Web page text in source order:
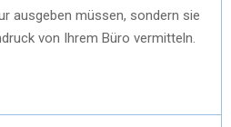
ausgeben müssen, sondern sie
von Ihrem Büro vermitteln.